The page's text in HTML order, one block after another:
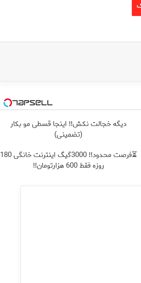
دیگه خجالت نکش‼️ اینجا قسطی مو بکار
(تضمینی)
⏳فرصت محدود!! 3000گیگ اینترنت خانگی 180
روزه فقط 600 هزارتومان!!